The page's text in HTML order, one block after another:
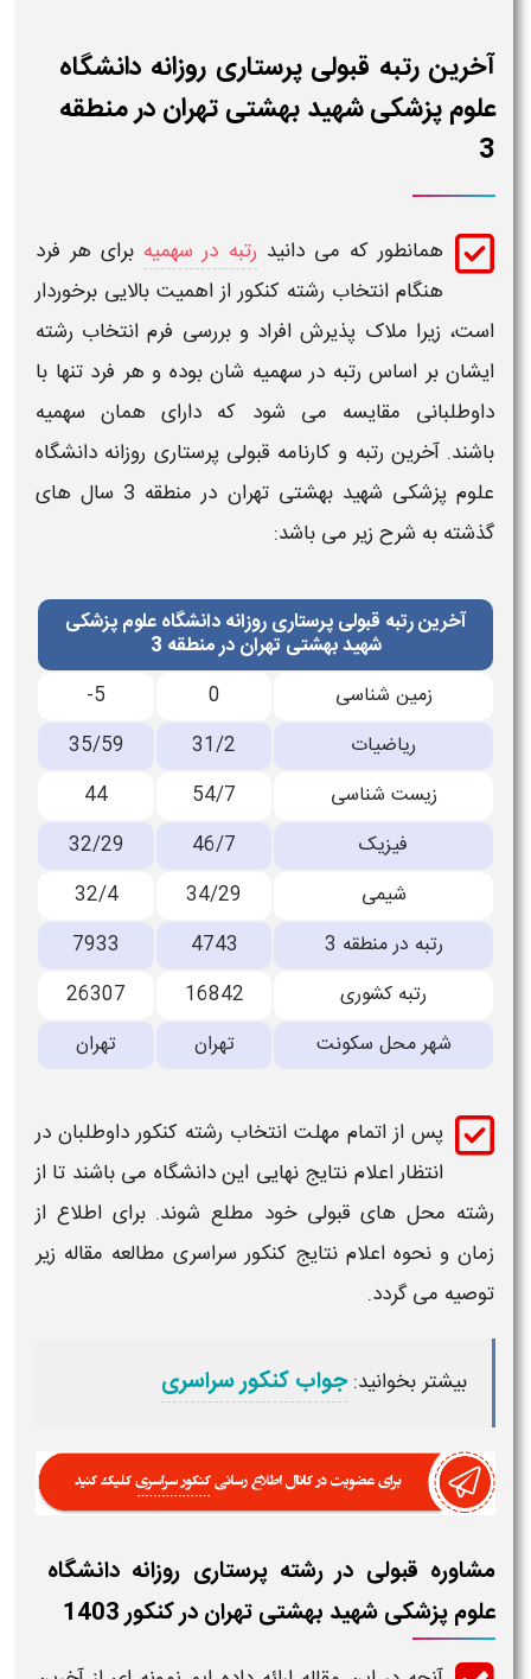
آخرین رتبه قبولی پرستاری روزانه دانشگاه
علوم پزشکی شهید بهشتی تهران در منطقه
همانطور که می دانیدرتبه در سهمیهبرای هر فرد
هنگام انتخاب رشته کنکور از اهمیت بالایی برخوردار
است، زیرا ملاک پذیرش افراد و بررسی فرم انتخاب رشته
ایشان بر اساسرتبهدر سهمیه شان بوده و هر فرد تنها با
داوطلبانی مقایسه می شود که دارای همان سهمیه
باشند.آخرین رتبه و کارنامه قبولیپرستاریروزانه دانشگاه
علوم پزشکیشهید بهشتی تهراندر منطقه 3
سال های
گذشته به شرح زیر می باشد:
آخرین رتبه قبولی پرستاری روزانه دانشگاه علوم پزشکی
شهید بهشتی تهران در منطقه 3
زمین شناسی
ریاضیات
31/2
35/59
زیست شناسی
54/7
فیزیک
46/7
32/29
شیمی
34/29
32/4
رتبه در منطقه 3
4743
7933
رتبه کشوری
16842
26307
شهر محل سکونت
تهران تهران
پس از اتمام مهلت انتخاب رشته کنکور داوطلبان در
انتظار اعلام نتایج نهایی ایندانشگاهمی باشند تا از
رشته محل هایقبولیخود مطلع شوند. برای اطلاع از
زمان و نحوه اعلام نتایج کنکور سراسری مطالعه مقاله زیر
توصیه می گردد.
بیشتر بخوانید:جواب کنکور سراسری
مشاوره قبولی در رشته پرستاری روزانه دانشگاه
علوم پزشکی شهید بهشتی تهران در کنکور 1403